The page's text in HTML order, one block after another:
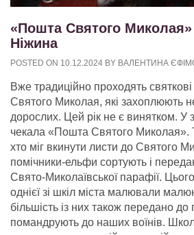
«Пошта Святого Миколая»
Ніжина
POSTED ON 10.12.2024 BY ВАЛЕНТИНА
Вже традиційно проходять
Святого Миколая, які захоплюють
дорослих. Цей рік не є винятком. У
чекала «Пошта Святого Миколая».
хто міг вкинути листи до Святого
помічники-ельфи сортують і
Свято-Миколаївської парафії.
однієї зі шкіл міста малювали
більшість із них також передано до
помандрують до наших воїнів.